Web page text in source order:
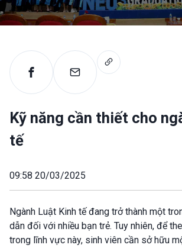
Kỹ năng cần thiết cho
tế
09:58 20/03/2025
Ngành Luật Kinh tế đang trở thành một
dẫn đối với nhiều bạn trẻ. Tuy nhiên, để
trong lĩnh vực này, sinh viên cần sở hữu